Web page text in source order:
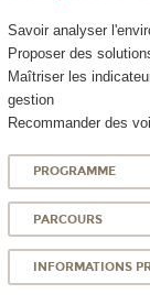
Savoir analyser
Proposer des
Maîtriser les
gestion
Recommander des
PROGRAMME
PARCOURS
INFORMATIONS